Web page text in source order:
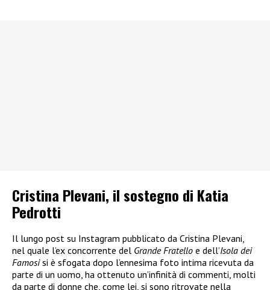
Cristina Plevani, il sostegno di Katia
Pedrotti
Il lungo post su Instagram pubblicato da Cristina Plevani,
nel quale l’ex concorrente del Grande Fratello e dell’Isola dei
Famosisi è sfogata dopo l’ennesima foto intima ricevuta da
parte di un uomo, ha ottenuto un’infinità di commenti, molti
da parte di donne che, come lei, si sono ritrovate nella